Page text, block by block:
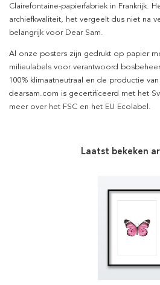
Clairefontaine-papierfabriek in Frankrijk.
archiefkwaliteit, het vergeelt dus niet na
belangrijk voor Dear Sam.
Al onze posters zijn gedrukt op papier
milieulabels voor verantwoord
100% klimaatneutraal en de productie
dearsam.com is gecertificeerd met het
meer over het FSC en het EU Ecolabel.
Laatst bekeken